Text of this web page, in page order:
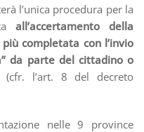
l’unica procedura per la
all’accertamento della
completata con l’invio
da parte del cittadino o
l’art. 8 del decreto
nelle 9 province